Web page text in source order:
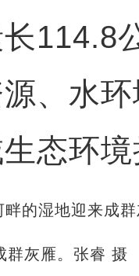
114.8
、水
态环
群灰雁。张睿 摄